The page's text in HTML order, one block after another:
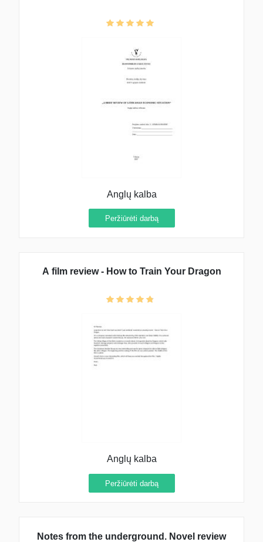
Anglų kalba
Peržiūrėti darbą
A film review - How to Train Your Dragon
Anglų kalba
Peržiūrėti darbą
Notes from the underground. Novel review